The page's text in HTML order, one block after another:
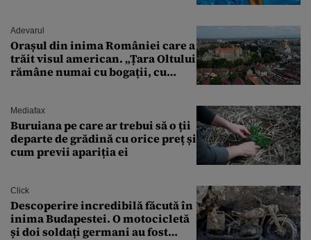
Adevarul
Orașul din inima României care a
trăit visul american. „Țara Oltului
rămâne numai cu bogații, cu
Mediafax
Buruiana pe care ar trebui să o ții
departe de grădină cu orice preț și
cum previi apariția ei
Click
Descoperire incredibilă făcută în
inima Budapestei. O motocicletă
și doi soldați germani au fost